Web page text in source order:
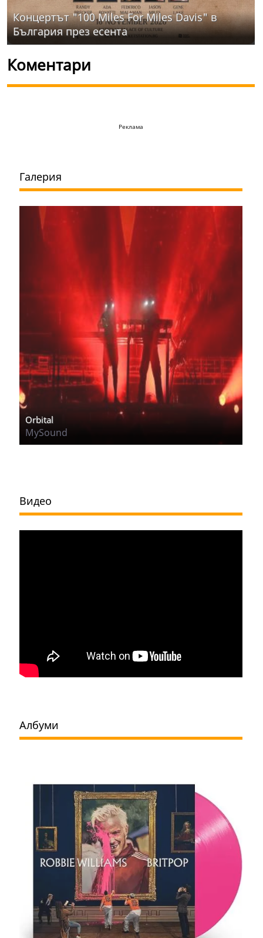
Концертът "100 Miles For Miles Davis" в
България през есента
Коментари
Реклама
Галерия
Orbital
MySound
Видео
Албуми